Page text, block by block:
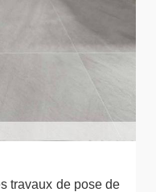
travaux de pose de